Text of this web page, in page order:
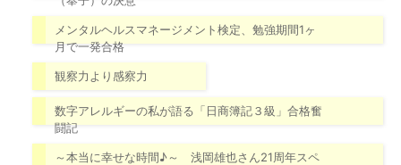
メンタルヘルスマネージメント検定、勉強期間1ヶ
月で一発合格
観察力より感察力
数字アレルギーの私が語る「日商簿記３級」合格奮
闘記
～本当に幸せな時間♪～ 浅岡雄也さん21周年スペ